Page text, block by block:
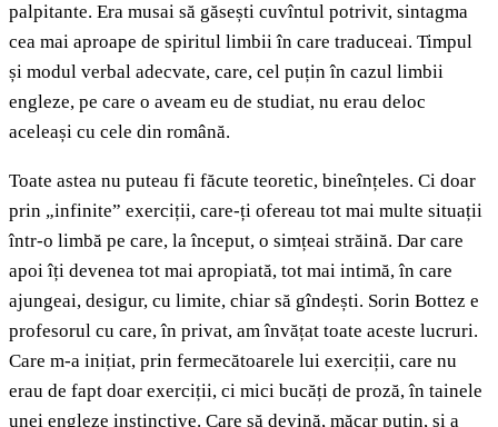
palpitante. Era musai să găsești cuvîntul potrivit, sintagma
cea mai aproape de spiritul limbii în care traduceai. Timpul
și modul verbal adecvate, care, cel puțin în cazul limbii
engleze, pe care o aveam eu de studiat, nu erau deloc
aceleași cu cele din română.
Toate astea nu puteau fi făcute teoretic, bineînțeles. Ci doar
prin „infinite” exerciții, care-ți ofereau tot mai multe situații
într-o limbă pe care, la început, o simțeai străină. Dar care
apoi îți devenea tot mai apropiată, tot mai intimă, în care
ajungeai, desigur, cu limite, chiar să gîndești. Sorin Bottez e
profesorul cu care, în privat, am învățat toate aceste lucruri.
Care m-a inițiat, prin fermecătoarele lui exerciții, care nu
erau de fapt doar exerciții, ci mici bucăți de proză, în tainele
unei engleze instinctive. Care să devină, măcar puțin, și a